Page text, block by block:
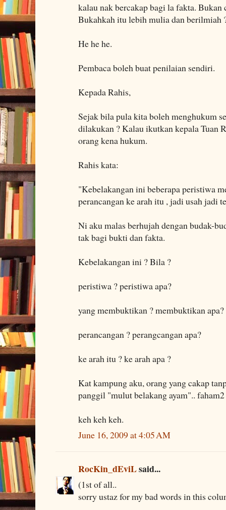
kalau nak bercakap bagi la fakta. Bukan
Bukahkah itu lebih mulia dan berilmiah
He he he.
Pembaca boleh buat penilaian sendiri.
Kepada Rahis,
Sejak bila pula kita boleh menghukum
dilakukan ? Kalau ikutkan kepala Tuan
orang kena hukum.
Rahis kata:
"Kebelakangan ini beberapa peristiwa
perancangan ke arah itu , jadi usah jadi
Ni aku malas berhujah dengan budak-
tak bagi bukti dan fakta.
Kebelakangan ini ? Bila ?
peristiwa ? peristiwa apa?
yang membuktikan ? membuktikan apa?
perancangan ? perangcangan apa?
ke arah itu ? ke arah apa ?
Kat kampung aku, orang yang cakap
panggil "mulut belakang ayam"..
keh keh keh.
June 16, 2009 at 4:05 AM
RocKin_dEviLsaid...
(1st of all..
sorry ustaz for my bad words in this